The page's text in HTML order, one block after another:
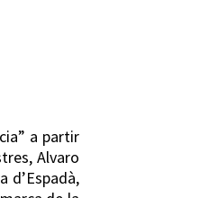
a partir
Alvaro
d’Espadà,